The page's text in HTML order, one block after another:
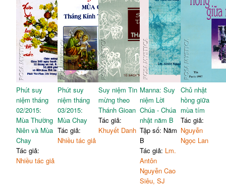
Phút suy
niệm tháng
02/2015:
Mùa Thường
Niên và Mùa
Chay
Tác giả:
Nhiều tác giả
Phút suy
niệm tháng
03/2015:
Mùa Chay
Tác giả:
Nhiều tác giả
Suy niệm Tin
mừng theo
Thánh Gioan
Tác giả:
Khuyết Danh
Manna: Suy
niệm Lời
Chúa - Chúa
nhật năm B
Tập số: Năm
B
Tác giả: Lm.
Antôn
Nguyễn Cao
Siêu, SJ
Chủ nhật
hồng giữa
mùa tím
Tác giả:
Nguyễn
Ngọc Lan